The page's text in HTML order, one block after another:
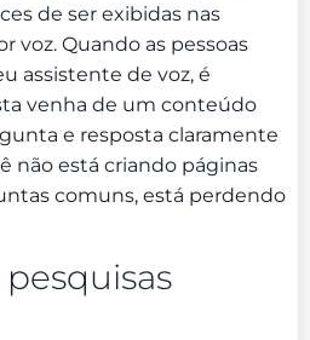
de ser exibidas nas
voz. Quando as pessoas
assistente de voz, é
venha de um conteúdo
e resposta claramente
não está criando páginas
comuns, está perdendo